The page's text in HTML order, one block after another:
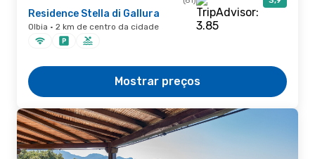
Residence Stella di Gallura
Olbia · 2 km de centro da cidade
Mostrar preços